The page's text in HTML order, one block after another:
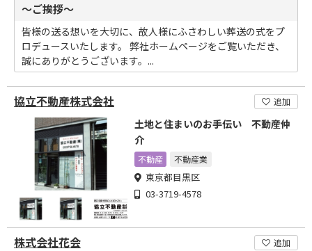
～ご挨拶～
皆様の送る想いを大切に、故人様にふさわしい葬送の式をプ
ロデュースいたします。 弊社ホームページをご覧いただき、
誠にありがとうございます。...
協立不動産株式会社 追加
土地と住まいのお手伝い 不動産仲
介
不動産 不動産業
東京都目黒区
03-3719-4578
株式会社花会 追加